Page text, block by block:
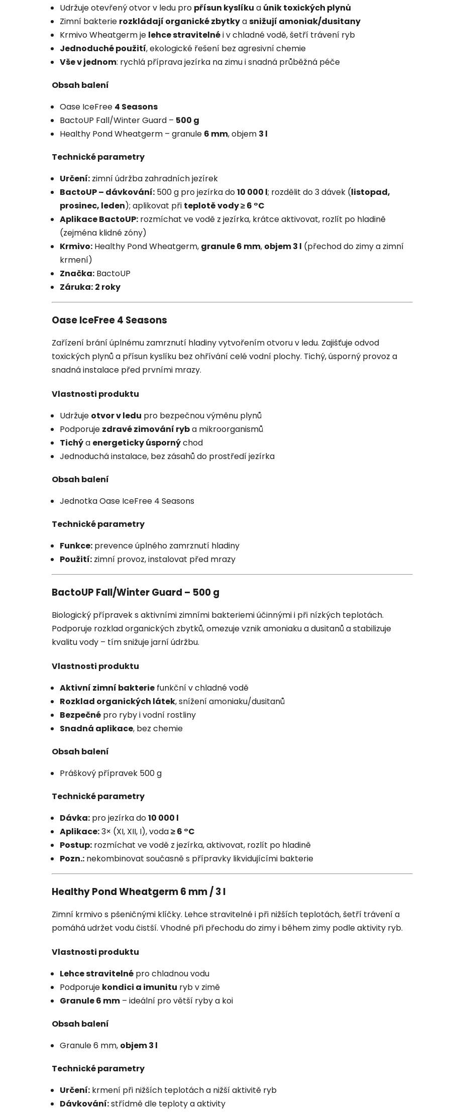
Udržuje otevřený otvor v ledu pro přísun kyslíku a únik toxických plynů
Zimní bakterie rozkládají organické zbytkyasnižují amoniak/dusitany
Krmivo Wheatgerm je lehce stravitelnéi v chladné vodě, šetří trávení ryb
Jednoduché použití, ekologické řešení bez agresivní chemie
Vše v jednom: rychlá příprava jezírka na zimu i snadná průběžná péče
Obsah balení
Oase IceFree 4 Seasons
BactoUP Fall/Winter Guard – 500 g
Healthy Pond Wheatgerm – granule 6 mm, objem 3 l
Technické parametry
Určení: zimní údržba zahradních jezírek
BactoUP – dávkování: 500 g pro jezírka do10 000 l; rozdělit do 3 dávek (listopad,
prosinec, leden); aplikovat při teplotě vody ≥ 6 °C
Aplikace BactoUP: rozmíchat ve vodě z jezírka, krátce aktivovat, rozlít po hladině
(zejména klidné zóny)
Krmivo: Healthy Pond Wheatgerm, granule 6 mm, objem 3 l (přechod do zimy a zimní
krmení)
Značka: BactoUP
Záruka: 2 roky
Oase IceFree 4 Seasons
Zařízení brání úplnému zamrznutí hladiny vytvořením otvoru v ledu. Zajišťuje odvod
toxických plynů a přísun kyslíku bez ohřívání celé vodní plochy. Tichý, úsporný provoz a
snadná instalace před prvními mrazy.
Vlastnosti produktu
Udržuje otvor v ledu pro bezpečnou výměnu plynů
Podporuje zdravé zimování ryba mikroorganismů
Tichýa energeticky úspornýchod
Jednoduchá instalace, bez zásahů do prostředí jezírka
Obsah balení
Jednotka Oase IceFree 4 Seasons
Technické parametry
Funkce: prevence úplného zamrznutí hladiny
Použití: zimní provoz, instalovat před mrazy
BactoUP Fall/Winter Guard – 500 g
Biologický přípravek s aktivními zimními bakteriemi účinnými i při nízkých teplotách.
Podporuje rozklad organických zbytků, omezuje vznik amoniaku a dusitanů a stabilizuje
kvalitu vody – tím snižuje jarní údržbu.
Vlastnosti produktu
Aktivní zimní bakterie funkční v chladné vodě
Rozklad organických látek, snížení amoniaku/dusitanů
Bezpečné pro ryby i vodní rostliny
Snadná aplikace, bez chemie
Obsah balení
Práškový přípravek 500 g
Technické parametry
Dávka: pro jezírka do10 000 l
Aplikace:3× (XI, XII, I), voda≥ 6 °C
Postup: rozmíchat ve vodě z jezírka, aktivovat, rozlít po hladině
Pozn.: nekombinovat současně s přípravky likvidujícími bakterie
Healthy Pond Wheatgerm 6 mm / 3 l
Zimní krmivo s pšeničnými klíčky. Lehce stravitelné i při nižších teplotách, šetří trávení a
pomáhá udržet vodu čistší. Vhodné při přechodu do zimy i během zimy podle aktivity ryb.
Vlastnosti produktu
Lehce stravitelné pro chladnou vodu
Podporuje kondici a imunitu ryb v zimě
Granule 6 mm – ideální pro větší ryby a koi
Obsah balení
Granule 6 mm, objem 3 l
Technické parametry
Určení: krmení při nižších teplotách a nižší aktivitě ryb
Dávkování:střídmě dle teploty a aktivity